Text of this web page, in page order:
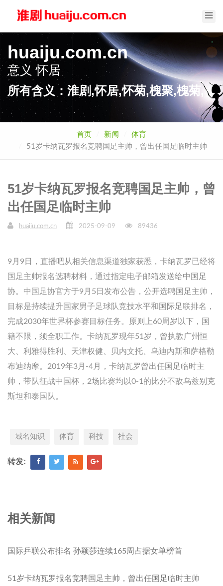
huaiju.com.cn
意义怀居
所有含义：淮剧,怀居,怀菊,槐聚,槐菊,
首页 新闻
体育
51岁卡纳瓦罗报名竞聘国足主帅，曾出任国足临时主帅
51岁卡纳瓦罗报名竞聘国足主帅，曾
出任国足临时主帅
huaiju.com.cn 2025-09-09 89436
9月9日，直播吧从相关信息渠道独家获悉，卡纳瓦罗已经将
国足主帅报名选聘材料，通过指定电子邮箱发送给中国足
协。中国足协官方于9月5日发布公告，公开选聘国足主帅，
目标是持续提升国家男子足球队竞技水平和国际足联排名，
完成2030年世界杯参赛目标任务。原则上60周岁以下，国
籍不限，须全职工作。卡纳瓦罗现年51岁，曾执教广州恒
大、利雅得胜利、天津权健、贝内文托、乌迪内斯和萨格勒
布迪纳摩。2019年3月-4月，卡纳瓦罗曾出任国足临时主
帅，带队征战中国杯，2场比赛均以0-1的比分不敌乌兹别克
斯坦和泰国队。
域名知识 体育 科技 社会
转发:
相关新闻
国际乒联公布排名 孙颖莎连续165周占据女单榜首
51岁卡纳瓦罗报名竞聘国足主帅，曾出任国足临时主帅